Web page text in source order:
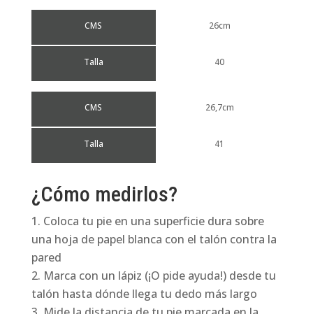
CMS
Talla
26cm
40
CMS
Talla
26,7cm
41
¿Cómo medirlos?
Coloca tu pie en una superficie dura sobre
una hoja de papel blanca con el talón contra la
pared
Marca con un lápiz (¡O pide ayuda!) desde tu
talón hasta dónde llega tu dedo más largo